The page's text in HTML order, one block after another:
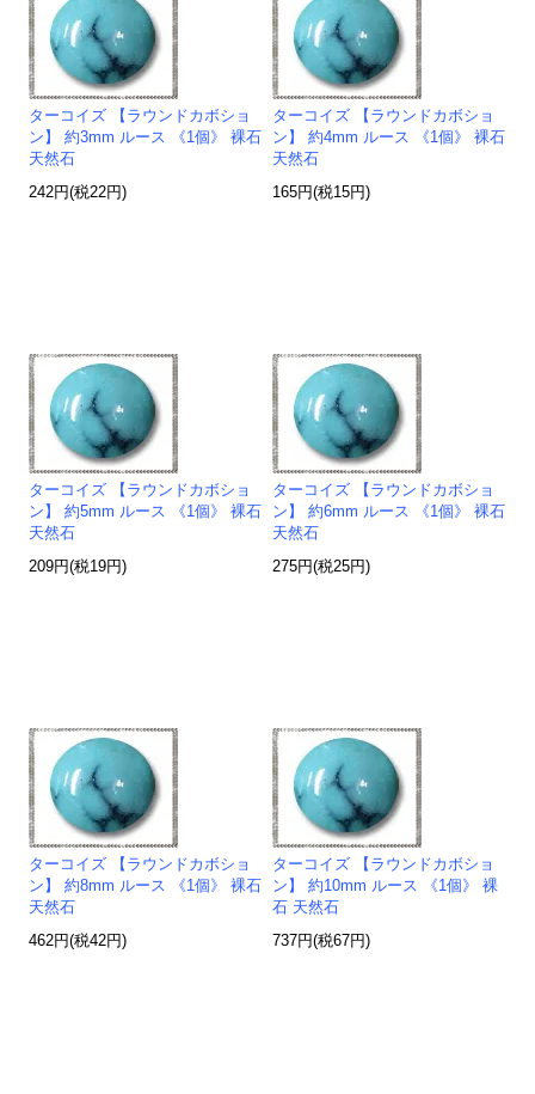
ターコイズ 【ラウンドカボショ
ン】 約3mm ルース 《1個》 裸石
天然石
242円(税22円)
ターコイズ 【ラウンドカボショ
ン】 約4mm ルース 《1個》 裸石
天然石
165円(税15円)
ターコイズ 【ラウンドカボショ
ン】 約5mm ルース 《1個》 裸石
天然石
209円(税19円)
ターコイズ 【ラウンドカボショ
ン】 約6mm ルース 《1個》 裸石
天然石
275円(税25円)
ターコイズ 【ラウンドカボショ
ン】 約8mm ルース 《1個》 裸石
天然石
462円(税42円)
ターコイズ 【ラウンドカボショ
ン】 約10mm ルース 《1個》 裸
石 天然石
737円(税67円)